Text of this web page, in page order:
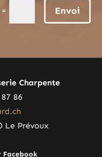
= Envoi
Charpente
86
Le Prévoux
Facebook